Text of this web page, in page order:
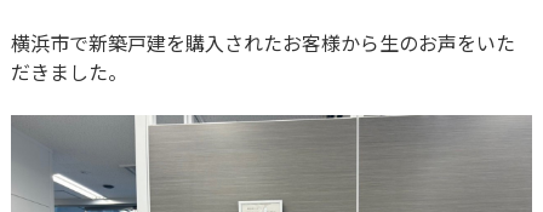
横浜市で新築戸建を購入されたお客様から生のお声をいた
だきました。